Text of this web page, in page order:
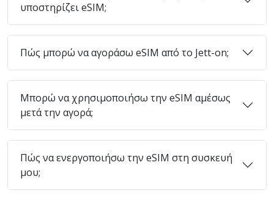
υποστηρίζει eSIM;
Πώς μπορώ να αγοράσω eSIM από το Jett-on;
Μπορώ να χρησιμοποιήσω την eSIM αμέσως
μετά την αγορά;
Πώς να ενεργοποιήσω την eSIM στη συσκευή
μου;